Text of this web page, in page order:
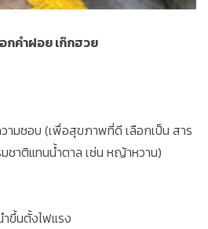
กคำฝอย เก๊กฮวย
ามชอบ (เพื่อสุขภาพที่ดี เลือกเป็น สาร
ชาติแทนน้ำตาล เช่น หญ้าหวาน)
ำขึ้นตั้งไฟแรง